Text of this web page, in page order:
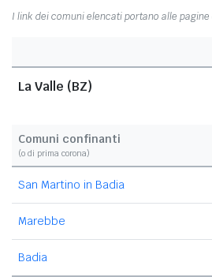
I link dei comuni elencati portano alle
La Valle (BZ)
Comuni confinanti
(o di prima corona)
San Martino in Badia
Marebbe
Badia